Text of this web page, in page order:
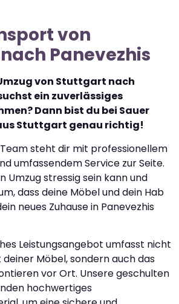
von
Panevezhis
von Stuttgart nach
ein zuverlässiges
Dann bist du bei Sauer
Stuttgart genau richtig!
steht dir mit professionellem
umfassendem Service zur Seite.
Umzug stressig sein kann und
dass deine Möbel und dein Hab
neues Zuhause in Panevezhis
Leistungsangebot umfasst nicht
Möbel, sondern auch das
vor Ort. Unsere geschulten
hochwertiges